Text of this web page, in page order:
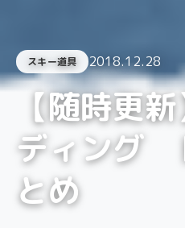
スキー道具 2018.12.28
【随時更
ディング
とめ